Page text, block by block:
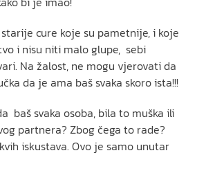
cure koje su pametnije, i koje
i nisu niti malo glupe, sebi
Na žalost, ne mogu vjerovati da
da je ama baš svaka skoro ista!!!
baš svaka osoba, bila to muška ili
partnera? Zbog čega to rade?
iskustava. Ovo je samo unutar